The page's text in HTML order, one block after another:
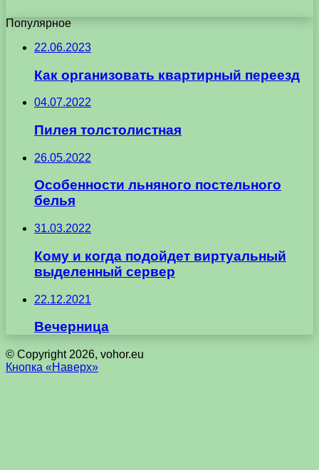
Популярное
22.06.2023
Как организовать квартирный переезд
04.07.2022
Пилея толстолистная
26.05.2022
Особенности льняного постельного
белья
31.03.2022
Кому и когда подойдет виртуальный
выделенный сервер
22.12.2021
Вечерница
© Copyright 2026, vohor.eu
Кнопка «Наверх»